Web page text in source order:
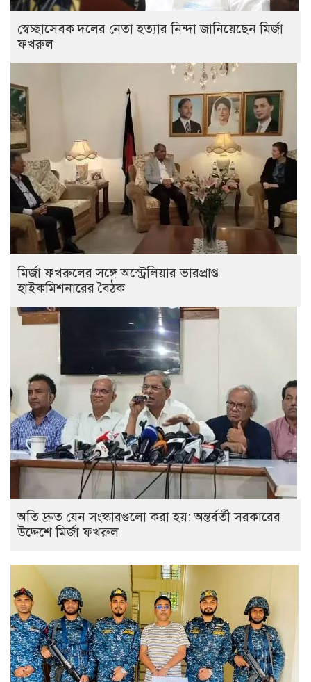
স্বেচ্ছাসেবক দলের নেতা হত্যার নিন্দা জানিয়েছেন মির্জা
ফখরুল
মির্জা ফখরুলের সঙ্গে অস্ট্রেলিয়ার ভারপ্রাপ্ত
হাইকমিশনারের বৈঠক
অতি দ্রুত যেন সংস্কারগুলো করা হয়: অন্তর্বর্তী সরকারের
উদ্দেশে মির্জা ফখরুল